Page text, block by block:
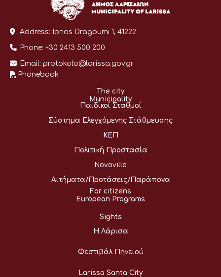
Address: Ionos Dragoumi 1, 41222
Phone: +30 2413 500 200
Email: protokolo@larissa.gov.gr
Phonebook
The city
Municipality
Παιδικοί Σταθμοί
Σύστημα Ελεγχόμενης Στάθμευσης
ΚΕΠ
Πολιτική Προστασία
Novoville
Αιτήματα/Προτάσεις/Παράπονα
For citizens
European Programs
Sights
Η Λάρισα
Φεστιβάλ Πηνειού
Larissa Santa City